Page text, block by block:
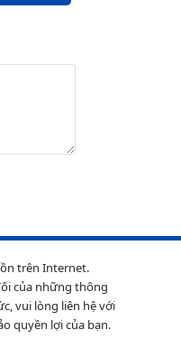
trên Internet.
của những thông
vui lòng liên hệ với
quyền lợi của bạn.